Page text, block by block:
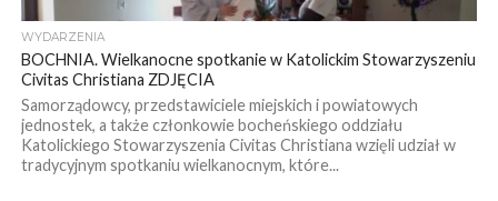
WYDARZENIA
BOCHNIA. Wielkanocne spotkanie w Katolickim Stowarzyszeniu
Civitas Christiana ZDJĘCIA
Samorządowcy, przedstawiciele miejskich i powiatowych
jednostek, a także członkowie bocheńskiego oddziału
Katolickiego Stowarzyszenia Civitas Christiana wzięli udział w
tradycyjnym spotkaniu wielkanocnym, które...